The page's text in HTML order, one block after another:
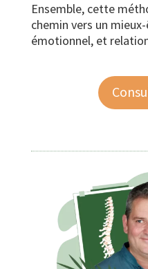
Ensemble, cette
chemin vers un
émotionnel, et